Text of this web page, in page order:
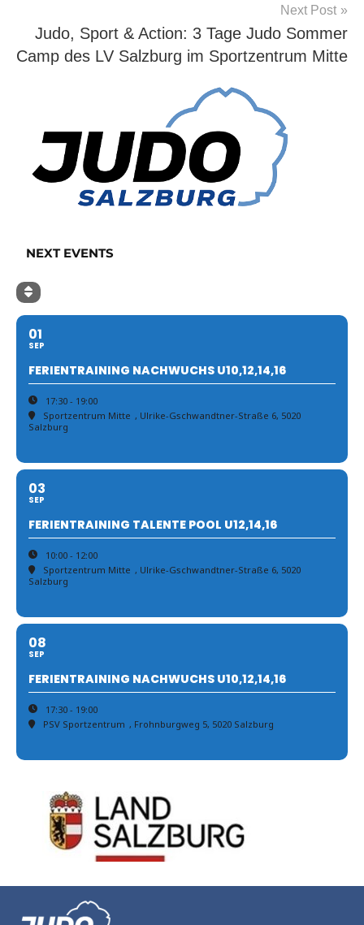
Next Post
Judo, Sport & Action: 3 Tage Judo Sommer
Camp des LV Salzburg im Sportzentrum Mitte
NEXT EVENTS
01
SEP
FERIENTRAINING NACHWUCHS U10,12,14,16
17:30 - 19:00
Sportzentrum Mitte , Ulrike-Gschwandtner-Straße 6, 5020
Salzburg
03
SEP
FERIENTRAINING TALENTE POOL U12,14,16
10:00 - 12:00
Sportzentrum Mitte , Ulrike-Gschwandtner-Straße 6, 5020
Salzburg
08
SEP
FERIENTRAINING NACHWUCHS U10,12,14,16
17:30 - 19:00
PSV Sportzentrum , Frohnburgweg 5, 5020 Salzburg